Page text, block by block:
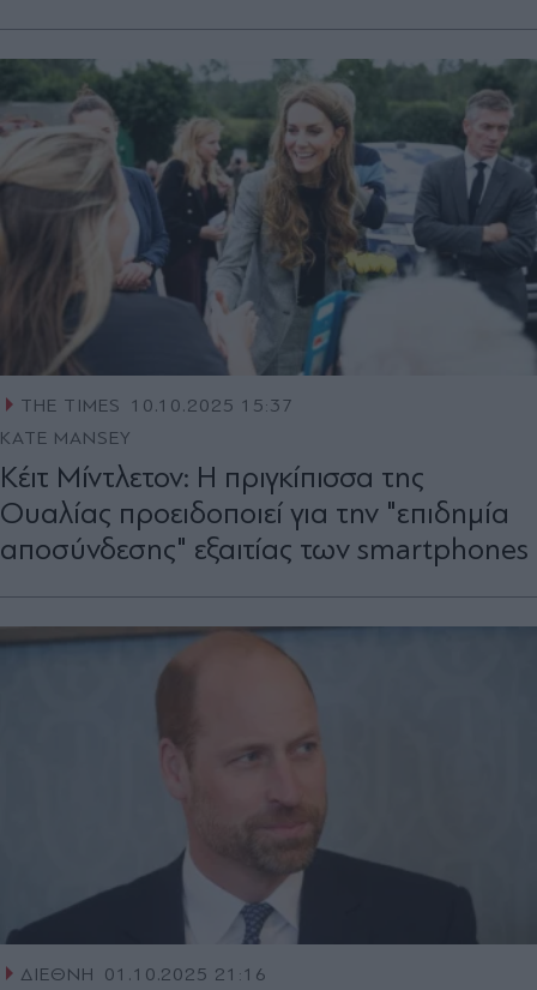
THE TIMES
10.10.2025 15:37
KATE MANSEY
Κέιτ Μίντλετον: Η πριγκίπισσα της
Ουαλίας προειδοποιεί για την "επιδημία
αποσύνδεσης" εξαιτίας των smartphones
ΔΙΕΘΝΗ
01.10.2025 21:16